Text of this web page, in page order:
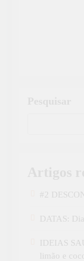
#2
DATAS:
IDEIAS
limão e